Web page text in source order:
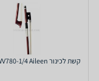
קשת לכינור VIVALDI WV780-1/4 Aileen